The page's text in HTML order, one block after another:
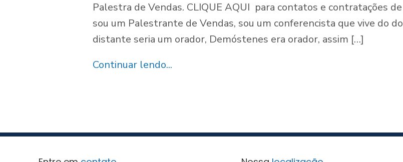
Palestra de Vendas. CLIQUE AQUI para contatos e contratações
sou um Palestrante de Vendas, sou um conferencista que vive do
distante seria um orador, Demóstenes era orador, assim […]
Continuar lendo...